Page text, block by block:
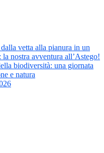
vetta alla pianura in un
nostra avventura all’Astego!
biodiversità: una giornata
e natura